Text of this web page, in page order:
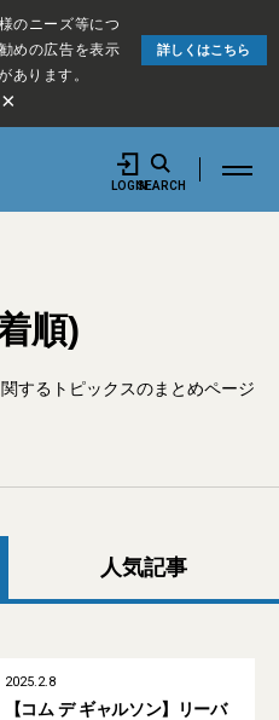
のニーズ等につ
めの広告を表示
あります。
詳しくはこちら
×
LOGINSEARCH
順)
するトピックスのまとめページ
人気記事
2025.2.8
【コム デ ギャルソン】リーバ